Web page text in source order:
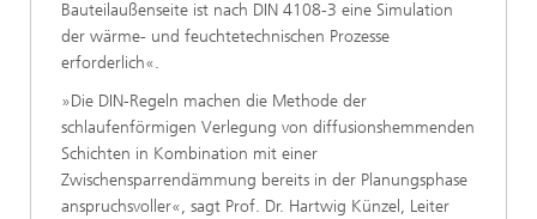
Bauteilaußenseite ist nach DIN 4108-3 eine Simulation
der wärme- und feuchtetechnischen Prozesse
erforderlich«.
»Die DIN-Regeln machen die Methode der
schlaufenförmigen Verlegung von diffusionshemmenden
Schichten in Kombination mit einer
Zwischensparrendämmung bereits in der Planungsphase
anspruchsvoller«, sagt Prof. Dr. Hartwig Künzel, Leiter